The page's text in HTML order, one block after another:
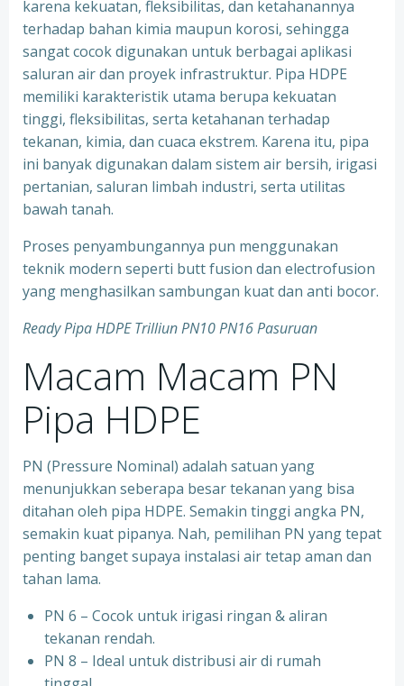
karena kekuatan, fleksibilitas, dan ketahanannya
terhadap bahan kimia maupun korosi, sehingga
sangat cocok digunakan untuk berbagai aplikasi
saluran air dan proyek infrastruktur. Pipa HDPE
memiliki karakteristik utama berupa kekuatan
tinggi, fleksibilitas, serta ketahanan terhadap
tekanan, kimia, dan cuaca ekstrem. Karena itu, pipa
ini banyak digunakan dalam sistem air bersih, irigasi
pertanian, saluran limbah industri, serta utilitas
bawah tanah.
Proses penyambungannya pun menggunakan
teknik modern seperti butt fusion dan electrofusion
yang menghasilkan sambungan kuat dan anti bocor.
Ready Pipa HDPE Trilliun PN10 PN16 Pasuruan
Macam Macam PN
Pipa HDPE
PN (Pressure Nominal) adalah satuan yang
menunjukkan seberapa besar tekanan yang bisa
ditahan oleh pipa HDPE. Semakin tinggi angka PN,
semakin kuat pipanya. Nah, pemilihan PN yang tepat
penting banget supaya instalasi air tetap aman dan
tahan lama.
PN 6 – Cocok untuk irigasi ringan & aliran
tekanan rendah.
PN 8 – Ideal untuk distribusi air di rumah